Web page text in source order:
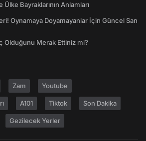
Ülke Bayraklarının Anlamları
Oynamaya Doyamayanlar İçin Güncel San
Olduğunu Merak Ettiniz mi?
Zam Youtube
A101 Tiktok Son Dakika
Gezilecek Yerler